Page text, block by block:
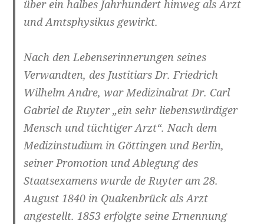
über ein halbes Jahrhundert hinweg als Arzt
und Amtsphysikus gewirkt.
Nach den Lebenserinnerungen seines
Verwandten, des Justitiars Dr. Friedrich
Wilhelm Andre, war Medizinalrat Dr. Carl
Gabriel de Ruyter „ein sehr liebenswürdiger
Mensch und tüchtiger Arzt“. Nach dem
Medizinstudium in Göttingen und Berlin,
seiner Promotion und Ablegung des
Staatsexamens wurde de Ruyter am 28.
August 1840 in Quakenbrück als Arzt
angestellt. 1853 erfolgte seine Ernennung